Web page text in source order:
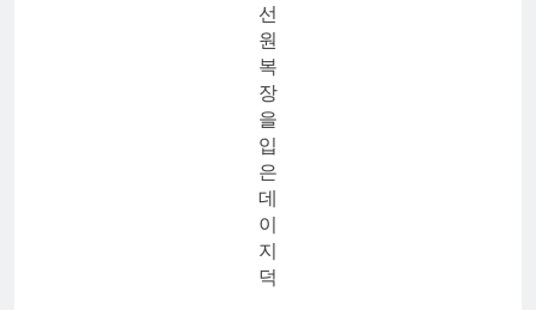
선
원
복
장
을
입
은
데
이
지
덕